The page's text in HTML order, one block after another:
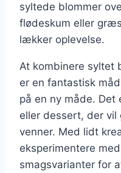
syltede blommer
flødeskum eller
lækker oplevelse.
At kombinere syltet
er en fantastisk
på en ny måde. Det
eller dessert, der
venner. Med lidt
eksperimentere
smagsvarianter for